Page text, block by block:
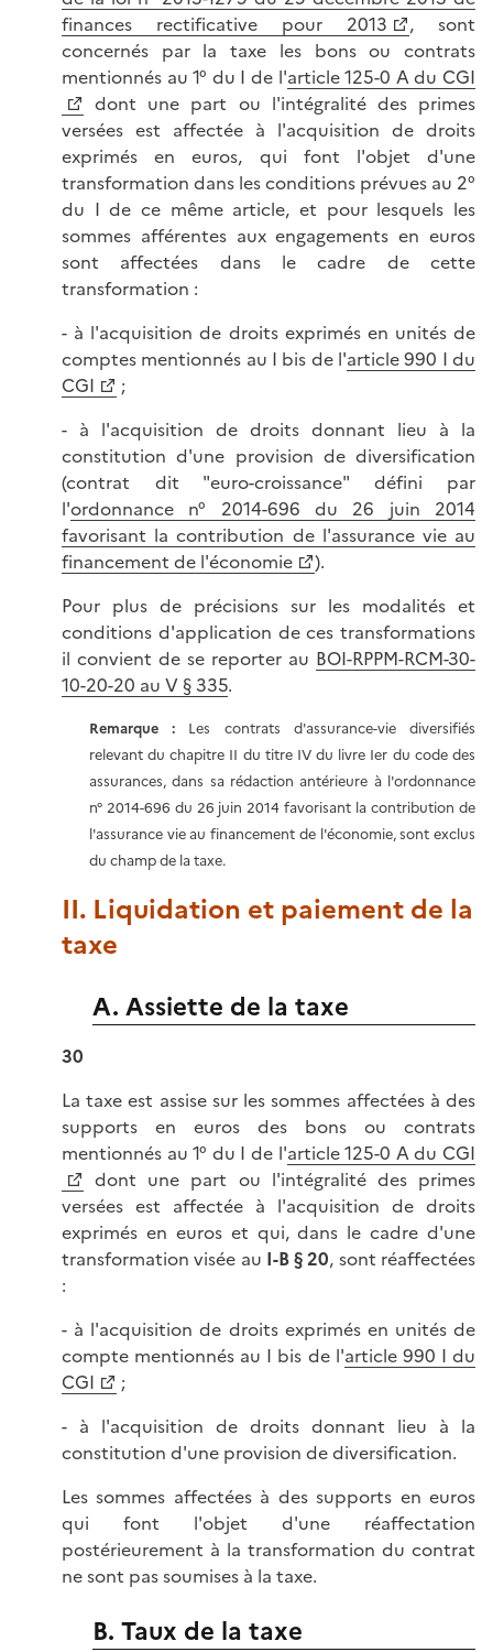
finances rectificative pour 2013
, sont
concernés par la taxe les bons ou contrats
mentionnés au 1° du I de l'article 125-0 A du CGI
dont une part ou l'intégralité des primes
versées est affectée à l'acquisition de droits
exprimés en euros, qui font l'objet d'une
transformation dans les conditions prévues au 2°
du I de ce même article, et pour lesquels les
sommes afférentes aux engagements en euros
sont affectées dans le cadre de cette
transformation :
- à l'acquisition de droits exprimés en unités de
comptes mentionnés au I bis de l'article 990 I du
CGI
;
- à l'acquisition de droits donnant lieu à la
constitution d'une provision de diversification
(contrat dit "euro-croissance" défini par
l'ordonnance n° 2014-696 du 26 juin 2014
favorisant la contribution de l'assurance vie au
financement de l'économie
).
Pour plus de précisions sur les modalités et
conditions d'application de ces transformations
il convient de se reporter au BOI-RPPM-RCM-30-
10-20-20 au V § 335.
Remarque : Les contrats d'assurance-vie diversifiés
relevant du chapitre II du titre IV du livre Ier du code des
assurances, dans sa rédaction antérieure à l'ordonnance
n° 2014-696 du 26 juin 2014 favorisant la contribution de
l'assurance vie au financement de l'économie, sont exclus
du champ de la taxe.
II. Liquidation et paiement de la
taxe
A. Assiette de la taxe
30
La taxe est assise sur les sommes affectées à des
supports en euros des bons ou contrats
mentionnés au 1° du I de l'article 125-0 A du CGI
dont une part ou l'intégralité des primes
versées est affectée à l'acquisition de droits
exprimés en euros et qui, dans le cadre d'une
transformation visée au I-B § 20, sont réaffectées
:
- à l'acquisition de droits exprimés en unités de
compte mentionnés au I bis de l'article 990 I du
CGI
;
- à l'acquisition de droits donnant lieu à la
constitution d'une provision de diversification.
Les sommes affectées à des supports en euros
qui font l'objet d'une réaffectation
postérieurement à la transformation du contrat
ne sont pas soumises à la taxe.
B. Taux de la taxe